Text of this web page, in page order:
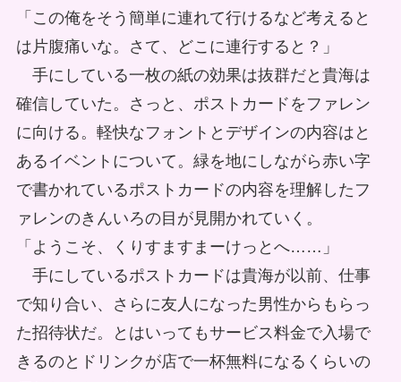
「この俺をそう簡単に連れて行けるなど考えると
は片腹痛いな。さて、どこに連行すると？」
手にしている一枚の紙の効果は抜群だと貴海は
確信していた。さっと、ポストカードをファレン
に向ける。軽快なフォントとデザインの内容はと
あるイベントについて。緑を地にしながら赤い字
で書かれているポストカードの内容を理解したフ
ァレンのきんいろの目が見開かれていく。
「ようこそ、くりすますまーけっとへ……」
手にしているポストカードは貴海が以前、仕事
で知り合い、さらに友人になった男性からもらっ
た招待状だ。とはいってもサービス料金で入場で
きるのとドリンクが店で一杯無料になるくらいの